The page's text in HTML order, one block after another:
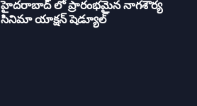
హైదరాబాద్ లో ప్రారంభమైన నాగశౌర్య
సినిమా యాక్షన్ షెడ్యూల్